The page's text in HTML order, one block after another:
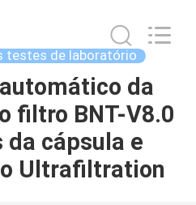
testes de laboratório
da
filtro BNT-V8.0
cápsula e
Ultrafiltration